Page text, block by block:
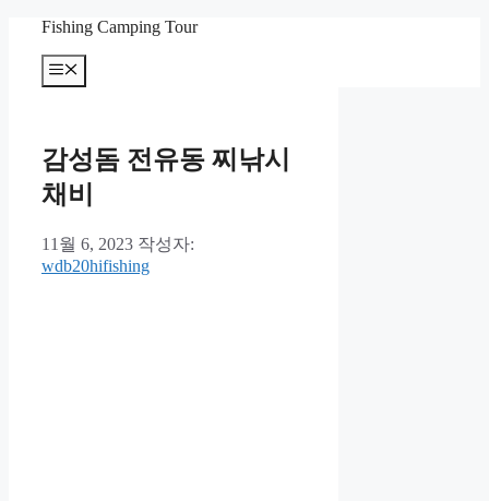
Fishing Camping Tour
메
뉴
감성돔 전유동 찌낚시
채비
11월 6, 2023 작성자:
wdb20hifishing